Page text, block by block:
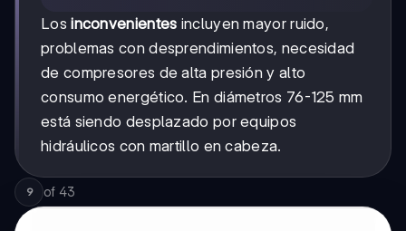
Losinconvenientes incluyen mayor ruido,
problemas con desprendimientos, necesidad
de compresores de alta presión y alto
consumo energético. En diámetros 76-125 mm
está siendo desplazado por equipos
hidráulicos con martillo en cabeza.
9 of 43